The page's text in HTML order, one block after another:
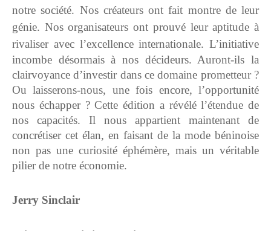
notre société. Nos créateurs ont fait montre de leur
génie. Nos organisateurs ont prouvé leur aptitude à
rivaliser avec l’excellence internationale. L’initiative
incombe désormais à nos décideurs. Auront-ils la
clairvoyance d’investir dans ce domaine prometteur ?
Ou laisserons-nous, une fois encore, l’opportunité
nous échapper ?Cette édition a révélé l’étendue de
nos capacités. Il nous appartient maintenant de
concrétiser cet élan, en faisant de la mode béninoise
non pas une curiosité éphémère, mais un véritable
pilier de notre économie.
Jerry Sinclair